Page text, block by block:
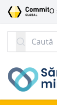
SARI LA CONȚINUT
O
Caută